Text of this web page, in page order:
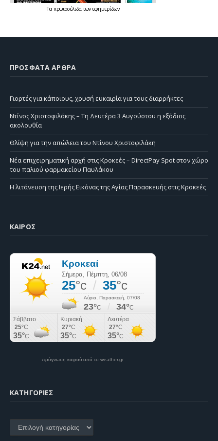
Τα πρωτοσέλιδατων εφημερίδων
ΠΡΌΣΦΑΤΑ ΆΡΘΡΑ
Γιορτές για κάποιους, χρυσή ευκαιρία για τους διαρρήκτες
Ντίνος Χριστοφιλάκης – Τη Δευτέρα 3 Αυγούστου η εξόδιος
ακολουθία
Θλίψη για την απώλεια του Ντίνου Χριστοφιλάκη
Νέα επιχειρηματική αρχή στις Κροκεές – DirectPay Spot στον χώρο
του παλιού φαρμακείου Παυλάκου
Η λιτάνευση της Ιερής Εικόνας της Αγίας Παρασκευής στις Κροκεές
ΚΑΙΡΌΣ
πρόγνωση καιρού από το weather.gr
KΑΤΗΓΟΡΊΕΣ
Kατηγορίες